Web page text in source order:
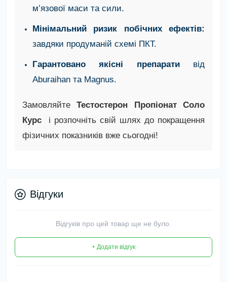
м’язової маси та сили.
Мінімальний ризик побічних ефектів:
завдяки продуманій схемі ПКТ.
Гарантовано якісні препарати від
Aburaihan та Magnus.
ЗамовляйтеТестостерон Пропіонат Соло
Курс
і розпочніть свій шлях до покращення
фізичних показників вже сьогодні!
Відгуки
Відгуків про цей товар ще не було.
+ Додати відгук